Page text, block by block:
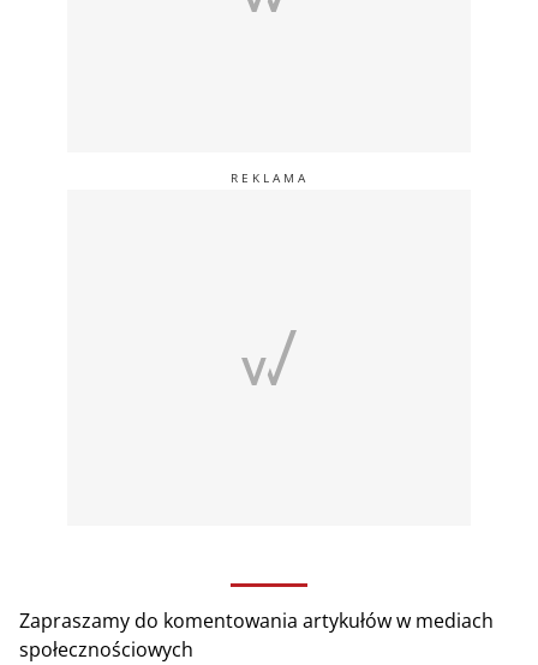
Zapraszamy do komentowania artykułów w mediach
społecznościowych